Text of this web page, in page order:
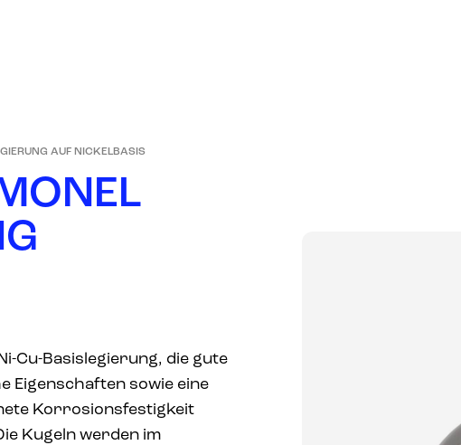
AUF NICKELBASIS
ONEL
G
Cu-Basislegierung, die gute
Eigenschaften sowie eine
Korrosionsfestigkeit
Kugeln werden im